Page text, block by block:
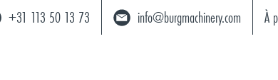
+31 113 50 13 73 info@burgmachinery.com À